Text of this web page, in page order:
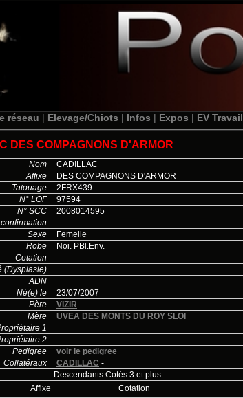
réseau | Elevage/Chiots | Infos | Expos | EV Travail
DES COMPAGNONS D'ARMOR
Nom CADILLAC
Affixe
DES COMPAGNONS D'ARMOR
Tatouage
2FRX439
N° LOF
97594
N° SCC
2008014595
confirmation
Sexe
Femelle
Robe
Noi. PBl.Env.
Cotation
(Dysplasie)
ADN
Né(e) le
23/07/2007
Père
VIZIR
Mère
UVEA DES MONTS DU ROY SLOI
1
2
Pedigree
voir le pedigree
Collatéraux
CADILLAC -
Descendants Cotés 3 et plus:
Affixe
Cotation